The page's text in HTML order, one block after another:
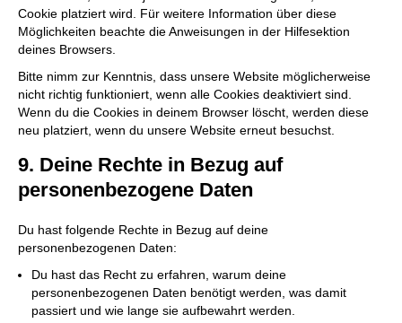
Cookie platziert wird. Für weitere Information über diese
Möglichkeiten beachte die Anweisungen in der Hilfesektion
deines Browsers.
Bitte nimm zur Kenntnis, dass unsere Website möglicherweise
nicht richtig funktioniert, wenn alle Cookies deaktiviert sind.
Wenn du die Cookies in deinem Browser löscht, werden diese
neu platziert, wenn du unsere Website erneut besuchst.
9. Deine Rechte in Bezug auf
personenbezogene Daten
Du hast folgende Rechte in Bezug auf deine
personenbezogenen Daten:
Du hast das Recht zu erfahren, warum deine
personenbezogenen Daten benötigt werden, was damit
passiert und wie lange sie aufbewahrt werden.